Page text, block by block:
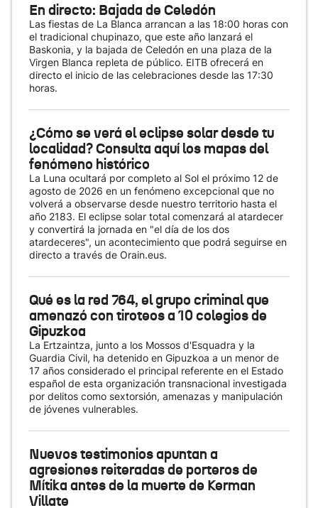
En directo: Bajada de Celedón
Las fiestas de La Blanca arrancan a las 18:00 horas con
el tradicional chupinazo, que este año lanzará el
Baskonia, y la bajada de Celedón en una plaza de la
Virgen Blanca repleta de público. EITB ofrecerá en
directo el inicio de las celebraciones desde las 17:30
horas.
¿Cómo se verá el eclipse solar desde tu
localidad? Consulta aquí los mapas del
fenómeno histórico
La Luna ocultará por completo al Sol el próximo 12 de
agosto de 2026 en un fenómeno excepcional que no
volverá a observarse desde nuestro territorio hasta el
año 2183. El eclipse solar total comenzará al atardecer
y convertirá la jornada en "el día de los dos
atardeceres", un acontecimiento que podrá seguirse en
directo a través de Orain.eus.
Qué es la red 764, el grupo criminal que
amenazó con tiroteos a 10 colegios de
Gipuzkoa
La Ertzaintza, junto a los Mossos d'Esquadra y la
Guardia Civil, ha detenido en Gipuzkoa a un menor de
17 años considerado el principal referente en el Estado
español de esta organización transnacional investigada
por delitos como sextorsión, amenazas y manipulación
de jóvenes vulnerables.
Nuevos testimonios apuntan a
agresiones reiteradas de porteros de
Mítika antes de la muerte de Kerman
Villate